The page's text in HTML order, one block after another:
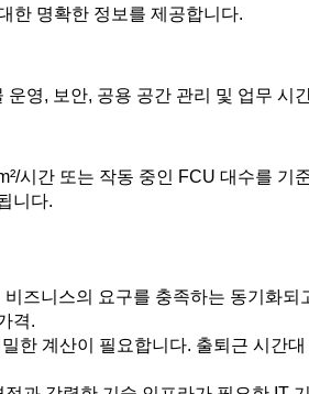
한 명확한 정보를 제공합니다.
영, 보안, 공용 공간 관리 및 업무 시
시간 또는 작동 중인 FCU 대수를 기
니다.
즈니스의 요구를 충족하는 동기화
격.
한 계산이 필요합니다. 출퇴근 시간